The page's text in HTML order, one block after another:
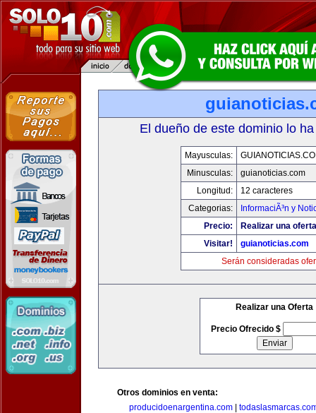
El dueño de este dominio lo
Mayusculas:
Minusculas:
guianoticias.com
Longitud:
12 caracteres
Categorias:
InformaciÃ³n y
Precio:
Realizar una
Visitar!
guianoticias.com
Serán consideradas
Realizar una Oferta
Precio Ofrecido $
Otros dominios en venta:
producidoenargentina.com|